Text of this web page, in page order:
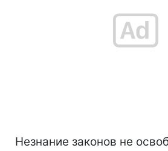
Незнание законов не